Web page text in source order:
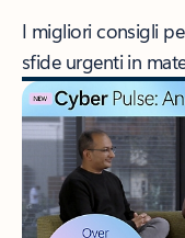
I migliori consigli
sfide urgenti in